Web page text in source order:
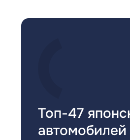
Топ-47
автомобилей